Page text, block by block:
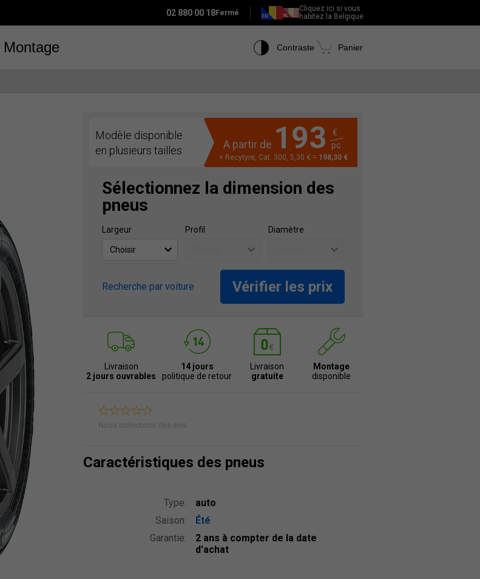
02 880 00 18Fermé
Cliquez ici si vous
habitez la Belgique
Montage Contraste Panier
Modèle disponible
en plusieurs tailles
A partir de 193
€
pc
+ Recytyre, Cat. 300, 5,30 € = 198,30 €
Sélectionnez la dimension des
pneus
Largeur Profil Diamètre
Recherche par voiture Vérifier les prix
Livraison
2 jours ouvrables
14 jours
politique de retour
Livraison
gratuite
Montage
disponible
Nous collectons des avis.
Caractéristiques des pneus
Type:
auto
Saison:
Été
Garantie:
2 ans à compter de la date
d'achat